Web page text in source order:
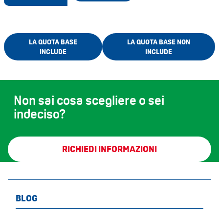
LA QUOTA BASE
INCLUDE
LA QUOTA BASE NON
INCLUDE
Non sai cosa scegliere o sei
indeciso?
RICHIEDI INFORMAZIONI
BLOG